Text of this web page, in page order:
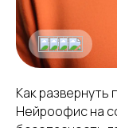
Как
Нейроофис на